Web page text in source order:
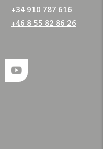
+34 910 787 616
+46 8 55 82 86 26